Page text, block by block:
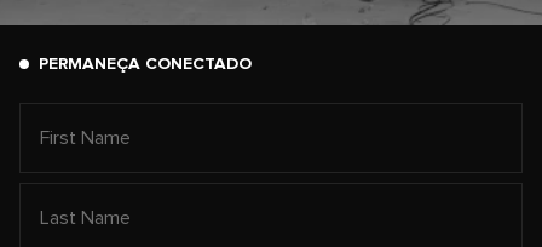
PERMANEÇA CONECTADO